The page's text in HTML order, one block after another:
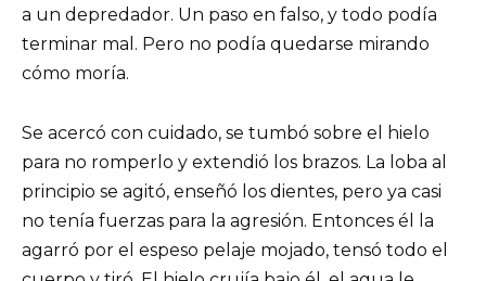
a un depredador. Un paso en falso, y todo podía
terminar mal. Pero no podía quedarse mirando
cómo moría.
Se acercó con cuidado, se tumbó sobre el hielo
para no romperlo y extendió los brazos. La loba al
principio se agitó, enseñó los dientes, pero ya casi
no tenía fuerzas para la agresión. Entonces él la
agarró por el espeso pelaje mojado, tensó todo el